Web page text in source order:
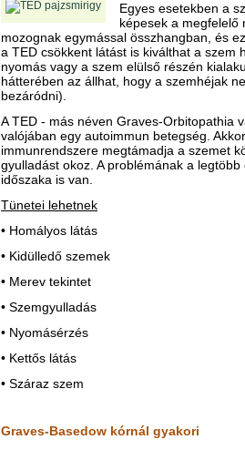
Egyes esetekben a
képesek a megfelelő
mozognak egymással összhangban, és
a TED csökkent látást is kiválthat a szem
nyomás vagy a szem elülső részén
hátterében az állhat, hogy a szemhéjak
bezáródni).
A TED - más néven Graves-Orbitopathia
valójában egy autoimmun betegség.
immunrendszere megtámadja a szemet
gyulladást okoz. A problémának a
időszaka is van.
Tünetei lehetnek
• Homályos látás
• Kidülledő szemek
• Merev tekintet
• Szemgyulladás
• Nyomásérzés
• Kettős látás
• Száraz szem
Graves-Basedow kórnál gyakori